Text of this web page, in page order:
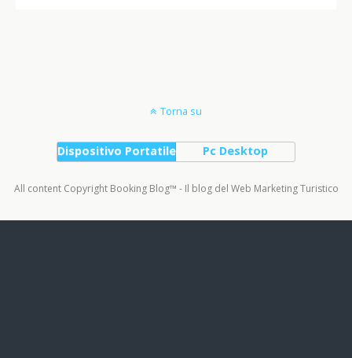
Torna su
Dispositivo Portatile Pc Desktop
All content Copyright Booking Blog™ - Il blog del Web Marketing Turistico